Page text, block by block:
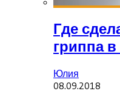
Где
гриппа
Юлия
08.09.2018